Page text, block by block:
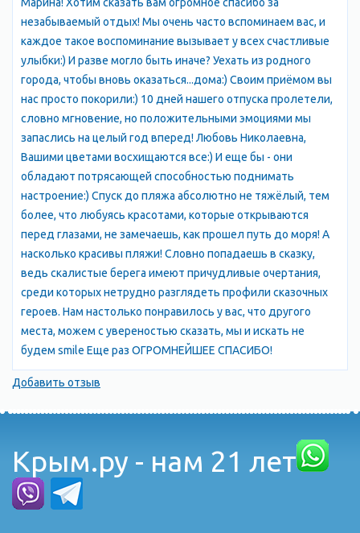
Марина! Хотим сказать вам огромное спасибо за
незабываемый отдых! Мы очень часто вспоминаем вас, и
каждое такое воспоминание вызывает у всех счастливые
улыбки:) И разве могло быть иначе? Уехать из родного
города, чтобы вновь оказаться...дома:) Своим приёмом вы
нас просто покорили:) 10 дней нашего отпуска пролетели,
словно мгновение, но положительными эмоциями мы
запаслись на целый год вперед! Любовь Николаевна,
Вашими цветами восхищаются все:) И еще бы - они
обладают потрясающей способностью поднимать
настроение:) Спуск до пляжа абсолютно не тяжёлый, тем
более, что любуясь красотами, которые открываются
перед глазами, не замечаешь, как прошел путь до моря! А
насколько красивы пляжи! Словно попадаешь в сказку,
ведь скалистые берега имеют причудливые очертания,
среди которых нетрудно разглядеть профили сказочных
героев. Нам настолько понравилось у вас, что другого
места, можем с увереностью сказать, мы и искать не
будем smile Еще раз ОГРОМНЕЙШЕЕ СПАСИБО!
Добавить отзыв
Крым.ру - нам 21 лет